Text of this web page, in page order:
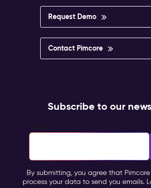
Request Demo
Contact Pimcore
Subscribe to our
By submitting, you agree that
process your data to send you emails.